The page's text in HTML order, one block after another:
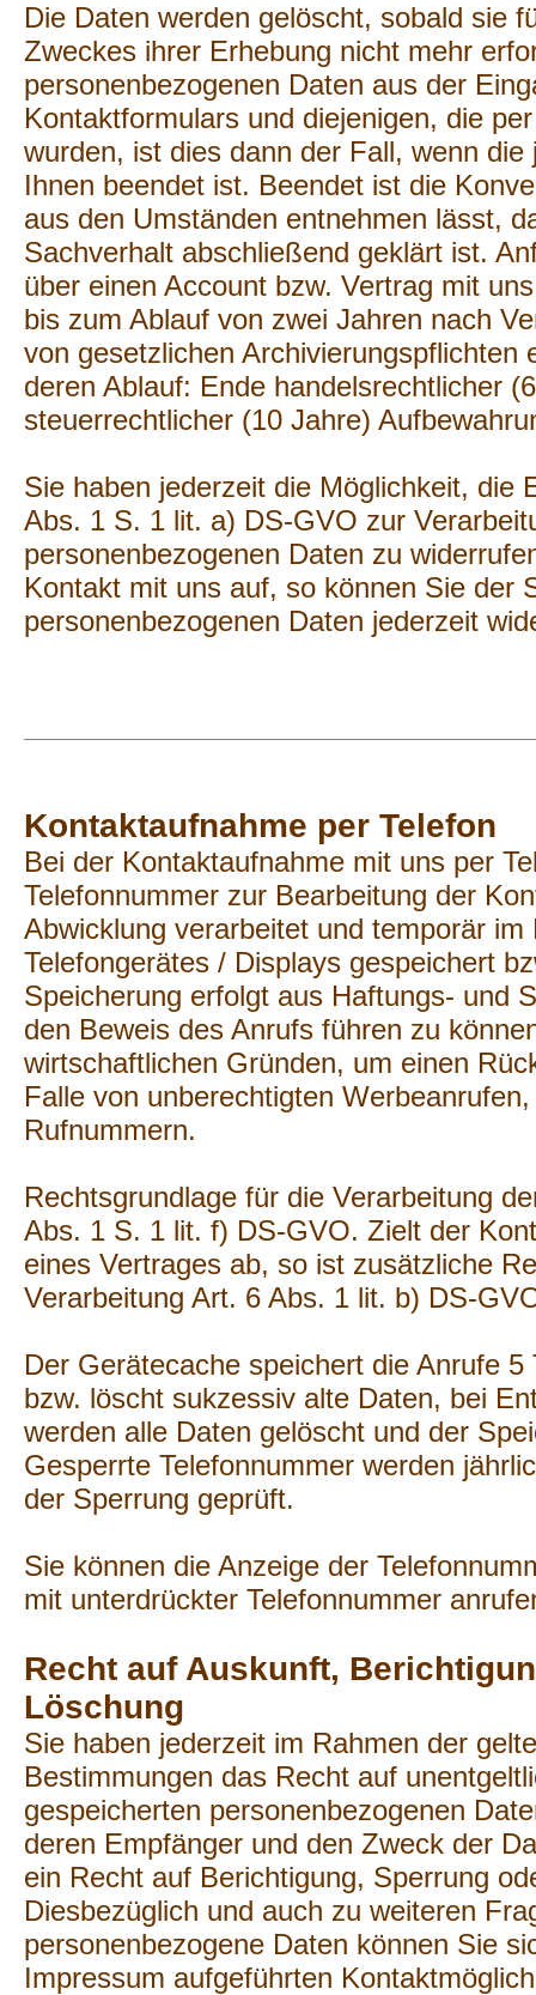
Die Daten werden gelöscht, sobald sie
Zweckes ihrer Erhebung nicht mehr
personenbezogenen Daten aus der
Kontaktformulars und diejenigen, die
wurden, ist dies dann der Fall, wenn
Ihnen beendet ist. Beendet ist die
aus den Umständen entnehmen lässt,
Sachverhalt abschließend geklärt ist.
über einen Account bzw. Vertrag mit
bis zum Ablauf von zwei Jahren nach
von gesetzlichen Archivierungspflichten
deren Ablauf: Ende handelsrechtlicher
steuerrechtlicher (10 Jahre)
Sie haben jederzeit die Möglichkeit, die
Abs. 1 S. 1 lit. a) DS-GVO zur
personenbezogenen Daten zu
Kontakt mit uns auf, so können Sie der
personenbezogenen Daten jederzeit
Kontaktaufnahme per Telefon
Bei der Kontaktaufnahme mit uns per
Telefonnummer zur Bearbeitung der
Abwicklung verarbeitet und temporär
Telefongerätes / Displays gespeichert
Speicherung erfolgt aus Haftungs- und
den Beweis des Anrufs führen zu
wirtschaftlichen Gründen, um einen
Falle von unberechtigten
Rufnummern.
Rechtsgrundlage für die Verarbeitung
Abs. 1 S. 1 lit. f) DS-GVO. Zielt der
eines Vertrages ab, so ist zusätzliche
Verarbeitung Art. 6 Abs. 1 lit. b) DS-
Der Gerätecache speichert die Anrufe 5
bzw. löscht sukzessiv alte Daten, bei
werden alle Daten gelöscht und der
Gesperrte Telefonnummer werden
der Sperrung geprüft.
Sie können die Anzeige der
mit unterdrückter Telefonnummer
Recht auf Auskunft,
Löschung
Sie haben jederzeit im Rahmen der
Bestimmungen das Recht auf
gespeicherten personenbezogenen
deren Empfänger und den Zweck der
ein Recht auf Berichtigung, Sperrung
Diesbezüglich und auch zu weiteren
personenbezogene Daten können Sie
Impressum aufgeführten